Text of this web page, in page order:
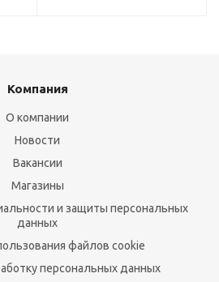
Компания
О компании
Новости
Вакансии
Магазины
и защиты персональных
данных
файлов cookie
персональных данных